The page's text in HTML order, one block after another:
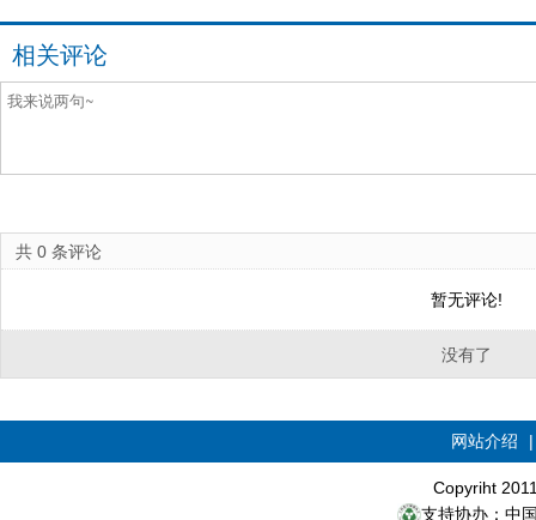
相关评论
共 0 条评论
暂无评论!
没有了
网站介绍
Copyriht
支持协办：中